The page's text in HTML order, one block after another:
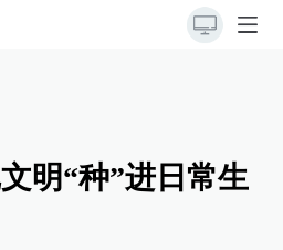
明“种”进日常生